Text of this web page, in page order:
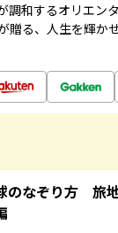
調和するオリエン
贈る、人生を輝か
のなぞり方 旅